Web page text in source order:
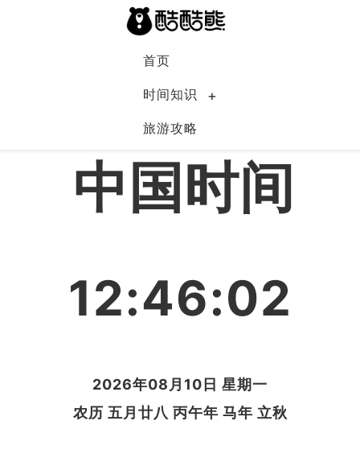
首页
时间知识
旅游攻略
中国
中国时间
12:46:03
2026年08月10日 星期一
农历 五月廿八 丙午年 马年 立秋